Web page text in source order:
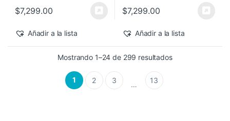
$7,299.00
Añadir a la lista
$7,299.00
Añadir a la lista
Mostrando 1–24 de 299 resultadosSorted by latest
1 2 3 … 13